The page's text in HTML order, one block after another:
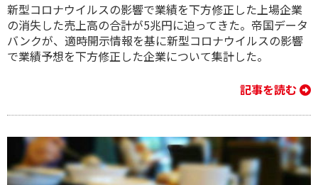
新型コロナウイルスの影響で業績を下方修正した上場企業
の消失した売上高の合計が5兆円に迫ってきた。帝国データ
バンクが、適時開示情報を基に新型コロナウイルスの影響
で業績予想を下方修正した企業について集計した。
記事を読む